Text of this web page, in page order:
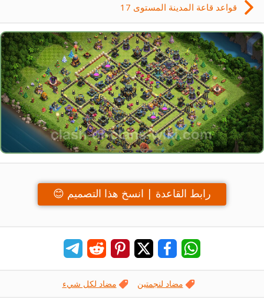
قواعد قاعة المدينة المستوى 17
رابط القاعدة | انسخ هذا التصميم 😊
مضاد لنجمتين مضاد لكل شيء